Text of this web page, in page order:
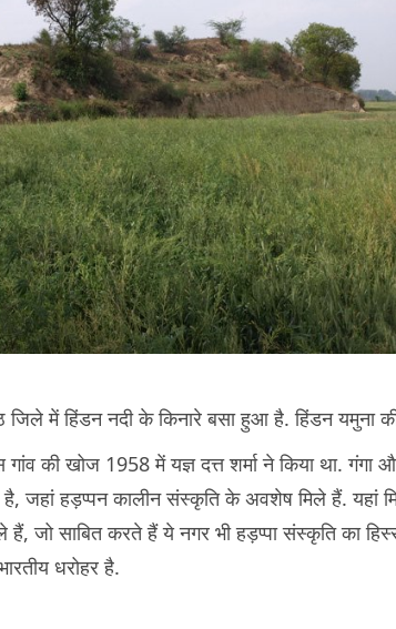
में हिंडन नदी के किनारे बसा हुआ है. हिंडन यमुना
की खोज 1958 में यज्ञ दत्त शर्मा ने किया था. गंगा
जहां हड़प्पन कालीन संस्कृति के अवशेष मिले हैं. यहां
जो साबित करते हैं ये नगर भी हड़प्पा संस्कृति का
धरोहर है.